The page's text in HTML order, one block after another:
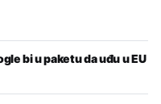
bi u paketu da uđu u EU